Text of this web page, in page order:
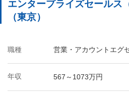
エンタープライズセールス
（東京）
職種 営業・アカウントエグ
年収 567～1073万円